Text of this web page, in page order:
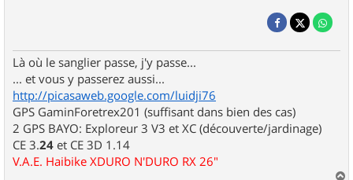
Là où le sanglier passe, j'y passe...
... et vous y passerez aussi...
http://picasaweb.google.com/luidji76
GPS GaminForetrex201 (suffisant dans bien des cas)
2 GPS BAYO: Exploreur 3 V3 et XC (découverte/jardinage)
CE 3.24 et CE 3D 1.14
V.A.E. Haibike XDURO N'DURO RX 26"